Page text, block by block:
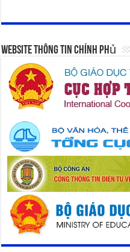
Website Thông Tin Chính Phủ